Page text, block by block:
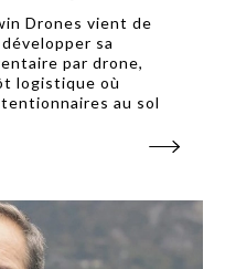
Drones vient de
sa
par drone,
logistique où
au sol